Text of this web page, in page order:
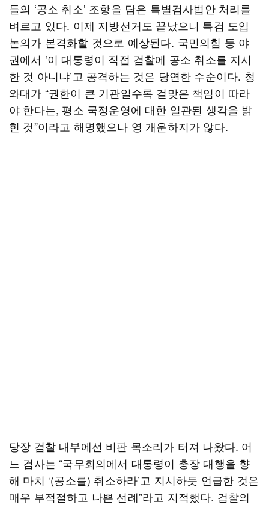
들의 ‘공소 취소’ 조항을 담은 특별검사법안 처리를
벼르고 있다. 이제 지방선거도 끝났으니 특검 도입
논의가 본격화할 것으로 예상된다. 국민의힘 등 야
권에서 ‘이 대통령이 직접 검찰에 공소 취소를 지시
한 것 아니냐’고 공격하는 것은 당연한 수순이다. 청
와대가 “권한이 큰 기관일수록 걸맞은 책임이 따라
야 한다는, 평소 국정운영에 대한 일관된 생각을 밝
힌 것”이라고 해명했으나 영 개운하지가 않다.
당장 검찰 내부에선 비판 목소리가 터져 나왔다. 어
느 검사는 “국무회의에서 대통령이 총장 대행을 향
해 마치 ‘(공소를) 취소하라’고 지시하듯 언급한 것은
매우 부적절하고 나쁜 선례”라고 지적했다. 검찰의